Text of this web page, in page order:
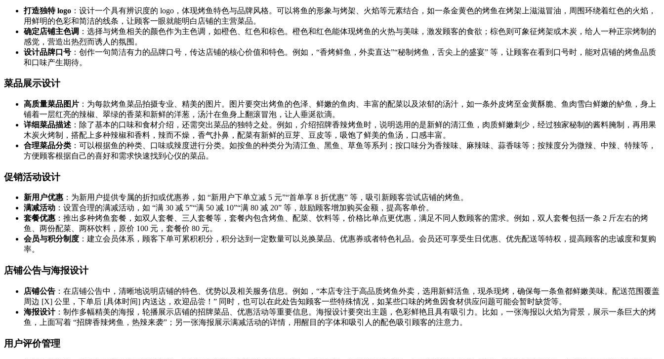
打造独特 logo ：设计一个具有辨识度的 logo，体现烤鱼特色与品牌风格。可以将鱼的形象与烤架、火焰等元素结合，如一条金黄色的烤鱼在烤架上滋滋冒油，周围环绕着红色的火焰，
用鲜明的色彩和简洁的线条，让顾客一眼就能明白店铺的主营菜品。
确定店铺主色调 ：选择与烤鱼相关的颜色作为主色调，如橙色、红色和棕色。橙色和红色能体现烤鱼的火热与美味，激发顾客的食欲；棕色则可象征烤架或木炭，给人一种正宗烤制的
感觉，营造出热烈而诱人的氛围。
设计品牌口号 ：创作一句简洁有力的品牌口号，传达店铺的核心价值和特色。例如，“香烤鲜鱼，外卖直达”“秘制烤鱼，舌尖上的盛宴” 等，让顾客在看到口号时，能对店铺的烤鱼品质
和口味产生期待。
菜品展示设计
高质量菜品图片 ：为每款烤鱼菜品拍摄专业、精美的图片。图片要突出烤鱼的色泽、鲜嫩的鱼肉、丰富的配菜以及浓郁的汤汁，如一条外皮烤至金黄酥脆、鱼肉雪白鲜嫩的鲈鱼，身上
铺着一层红亮的辣椒、翠绿的香菜和新鲜的洋葱，汤汁在鱼身上翻滚冒泡，让人垂涎欲滴。
详细菜品描述 ：除了基本的口味和食材介绍，还需突出菜品的独特之处。例如，介绍招牌香辣烤鱼时，说明选用的是新鲜的清江鱼，肉质鲜嫩刺少，经过独家秘制的酱料腌制，再用果
木炭火烤制，搭配上多种辣椒和香料，辣而不燥，香气扑鼻，配菜有新鲜的豆芽、豆皮等，吸饱了鲜美的鱼汤，口感丰富。
合理菜品分类 ：可以根据鱼的种类、口味或辣度进行分类。如按鱼的种类分为清江鱼、黑鱼、草鱼等系列；按口味分为香辣味、麻辣味、蒜香味等；按辣度分为微辣、中辣、特辣等，
方便顾客根据自己的喜好和需求快速找到心仪的菜品。
促销活动设计
新用户优惠 ：为新用户提供专属的折扣或优惠券，如 “新用户下单立减 5 元”“首单享 8 折优惠” 等，吸引新顾客尝试店铺的烤鱼。
满减活动 ：设置合理的满减活动，如 “满 30 减 5”“满 50 减 10”“满 80 减 20” 等，鼓励顾客增加购买金额，提高客单价。
套餐优惠 ：推出多种烤鱼套餐，如双人套餐、三人套餐等，套餐内包含烤鱼、配菜、饮料等，价格比单点更优惠，满足不同人数顾客的需求。例如，双人套餐包括一条 2 斤左右的烤
鱼、两份配菜、两杯饮料，原价 100 元，套餐价 80 元。
会员与积分制度 ：建立会员体系，顾客下单可累积积分，积分达到一定数量可以兑换菜品、优惠券或者特色礼品。会员还可享受生日优惠、优先配送等特权，提高顾客的忠诚度和复购
率。
店铺公告与海报设计
店铺公告 ：在店铺公告中，清晰地说明店铺的特色、优势以及相关服务信息。例如，“本店专注于高品质烤鱼外卖，选用新鲜活鱼，现杀现烤，确保每一条鱼都鲜嫩美味。配送范围覆盖
周边 [X] 公里，下单后 [具体时间] 内送达，欢迎品尝！” 同时，也可以在此处告知顾客一些特殊情况，如某些口味的烤鱼因食材供应问题可能会暂时缺货等。
海报设计：制作多幅精美的海报，轮播展示店铺的招牌菜品、优惠活动等重要信息。海报设计要突出主题，色彩鲜艳且具有吸引力。比如，一张海报以火焰为背景，展示一条巨大的烤
鱼，上面写着 “招牌香辣烤鱼，热辣来袭”；另一张海报展示满减活动的详情，用醒目的字体和吸引人的配色吸引顾客的注意力。
用户评价管理